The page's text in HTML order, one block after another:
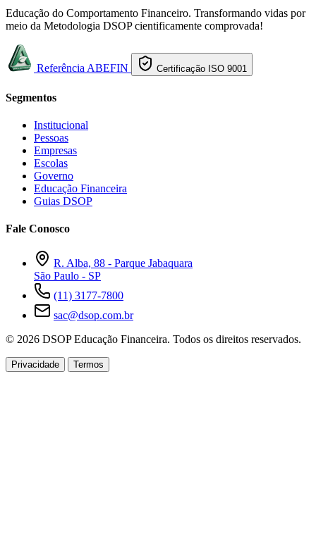
Educação do Comportamento Financeiro. Transformando vidas por
meio da Metodologia DSOP cientificamente comprovada!
Referência ABEFIN Certificação ISO 9001
Segmentos
Institucional
Pessoas
Empresas
Escolas
Governo
Educação Financeira
Guias DSOP
Fale Conosco
R. Alba, 88 - Parque Jabaquara
São Paulo - SP
(11) 3177-7800
sac@dsop.com.br
© 2026 DSOP Educação Financeira. Todos os direitos reservados.
Privacidade Termos